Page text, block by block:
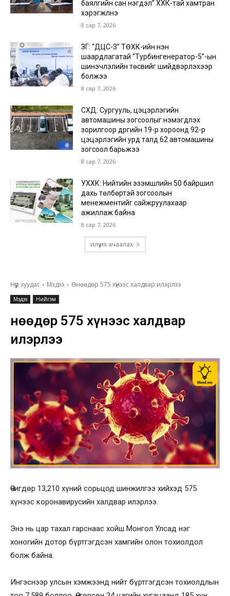
баялгийн сан нэгдэл” ХХК-тай хамтран
хэрэгжүүлнэ
8 сар 7, 2026
ЗГ: “ДЦС-3” ТӨХК-ийн нэн
шаардлагатай “Турбингенератор-5”-ын
шинэчлэлийн төсвийг шийдвэрлэхээр
болжээ
8 сар 7, 2026
СХД: Сургууль, цэцэрлэгийн
автомашины зогсоолыг нэмэгдүүлэх
зорилгоор дүүргийн 19-р хороонд 92-р
цэцэрлэгийн урд талд 62 автомашины
зогсоол барьжээ
8 сар 7, 2026
УХХК: Нийтийн эзэмшлийн 50 байршил
дахь төлбөртэй зогсоолын
менежментийг сайжруулахаар
ажиллаж байна
8 сар 7, 2026
илүү их ачаалах